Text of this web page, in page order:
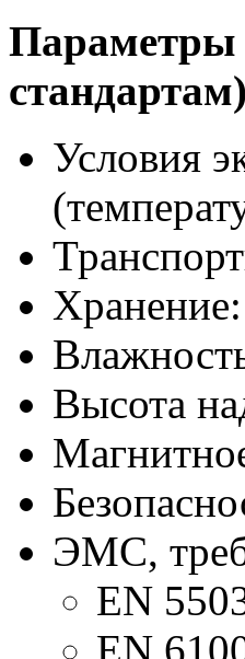
Параметры
стандартам)
Условия
Высота
ЭМС,
EN